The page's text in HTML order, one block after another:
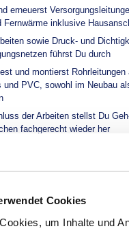
Cookies
um Inhalte und
erneuerst
Fernwärme inklusive
sowie Druck- und
führst Du durch
und montierst Rohrleitungen
und PVC, sowohl im Neubau
der Arbeiten stellst Du
fachgerecht wieder her
Du Baumaschinen und
Ausbildung z.B. als